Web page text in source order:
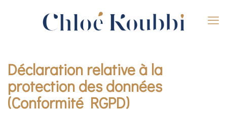
Déclaration relative à la
protection des données
(Conformité RGPD)